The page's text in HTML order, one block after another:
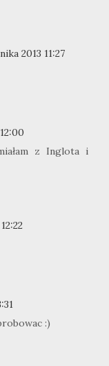
2013 11:27
z Inglota i
:)